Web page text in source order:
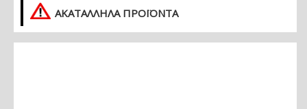
ΑΚΑΤΑΛΛΗΛΑ ΠΡΟΪΟΝΤΑ